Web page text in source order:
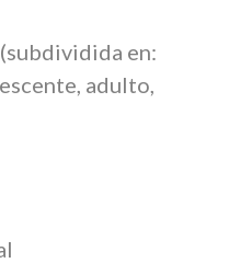
en:
adulto,